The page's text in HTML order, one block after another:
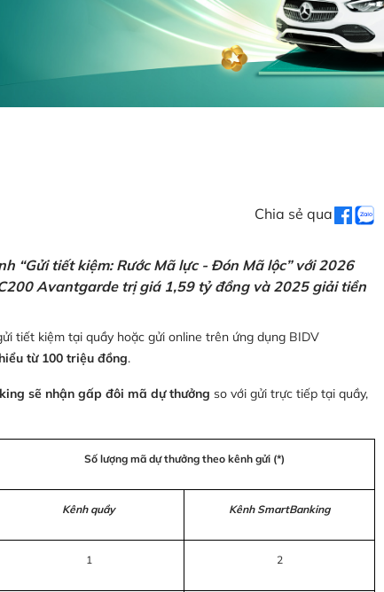
Chia sẻ qua
“Gửi tiết kiệm: Rước Mã lực - Đón Mã lộc” với 2026
Avantgarde trị giá 1,59 tỷ đồng và 2025 giải tiền
tiết kiệm tại quầy hoặc gửi online trên ứng dụng BIDV
từ 100 triệu đồng.
sẽ nhận gấp đôi mã dự thưởng so với gửi trực tiếp tại quầy,
Số lượng mã dự thưởng theo kênh gửi (*)
Kênh quầy Kênh SmartBanking
1 2